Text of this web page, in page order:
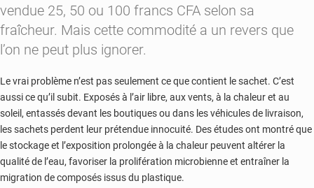
vendue 25, 50 ou 100 francs CFA selon sa
fraîcheur. Mais cette commodité a un revers que
l’on ne peut plus ignorer.
Le vrai problème n’est pas seulement ce que contient le sachet. C’est
aussi ce qu’il subit. Exposés à l’air libre, aux vents, à la chaleur et au
soleil, entassés devant les boutiques ou dans les véhicules de livraison,
les sachets perdent leur prétendue innocuité. Des études ont montré que
le stockage et l’exposition prolongée à la chaleur peuvent altérer la
qualité de l’eau, favoriser la prolifération microbienne et entraîner la
migration de composés issus du plastique.